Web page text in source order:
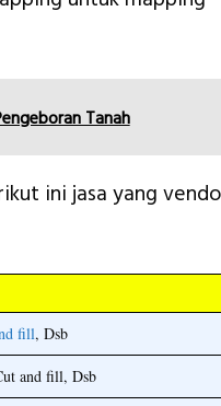
Tanah
ini jasa yang
fill, Dsb
and fill, Dsb